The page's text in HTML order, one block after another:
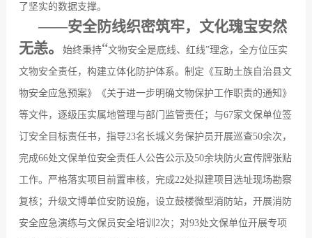
了坚实的数据支撑。
——安全防线织密筑牢，文化瑰宝安然
无恙。
始终秉持“文物安全是底线、红线”理念，全方位压实
文物安全责任，构建立体化防护体系。制定《互助土族自治县文
物安全应急预案》《关于进一步明确文物保护工作职责的通知》
等文件，逐级压实属地管理与部门监管责任；与67家文保单位签
订安全目标责任书，指导23名长城义务保护员开展巡查50余次，
完成66处文保单位安全责任人公告公示及50余块防火宣传牌张贴
工作。严格落实项目前置审核，完成22处拟建项目选址现场勘察
复核；升级文博单位安防设施，设立鼓楼微型消防站，开展消防
安全应急演练与文保员安全培训 2次；对93处文保单位开展专项